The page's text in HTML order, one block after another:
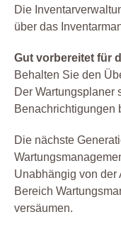
Die
über das
Gut vorbereitet für
Behalten Sie den
Der Wartungsplaner
Benachrichtigungen
Die nächste
Unabhängig von der
Bereich
versäumen.